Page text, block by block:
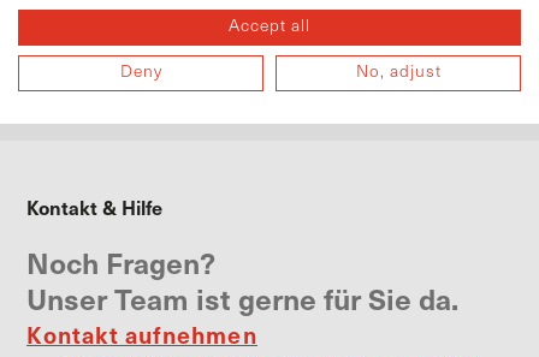
Professionelle Abwicklung mit
verlässlicher eigener Logistik
Kontakt & Hilfe
Noch Fragen?
Unser Team ist gerne für Sie da.
Kontakt aufnehmen
Accept all
Deny No, adjust